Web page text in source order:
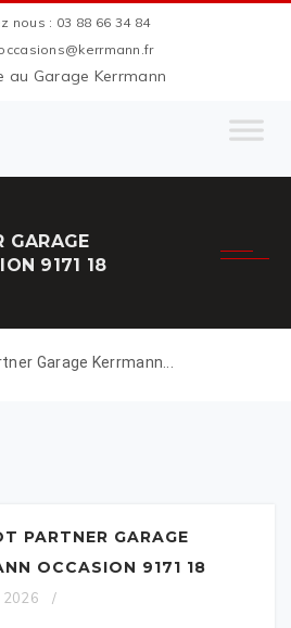
nous : 03 88 66 34 84
au Garage Kerrmann
GARAGE
9171 18
Garage Kerrmann...
PARTNER GARAGE
OCCASION 9171 18
2026 /